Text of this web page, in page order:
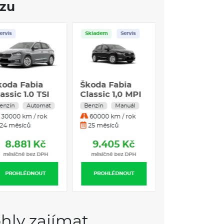
Fabia
1.0 TSI
kW Benzín
Automat
30000 km / rok
24 měsíců
PROHLÉDNOUT
8.881 Kč
měsíčně bez DPH
Skladem Servis
Škoda Fabia
Classic 1,0 MPI
59 kW 5°
manuální
Benzín Manuál
60000 km / rok
25 měsíců
PROHLÉDNOUT
9.405 Kč
měsíčně bez DPH